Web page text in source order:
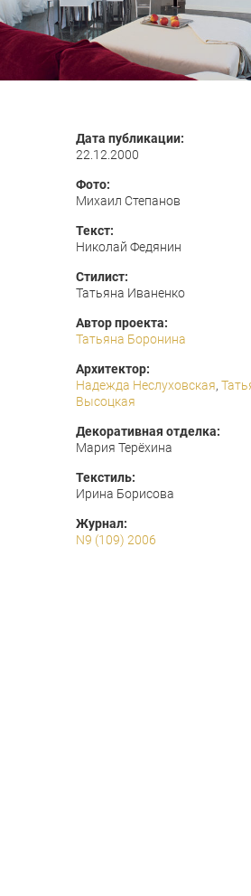
Дата публикации:
22.12.2000
Фото:
Михаил Степанов
Текст:
Николай Федянин
Стилист:
Татьяна Иваненко
Автор проекта:
Татьяна Боронина
Архитектор:
Надежда Неслуховская,
Высоцкая
Декоративная отделка:
Мария Терёхина
Текстиль:
Ирина Борисова
Журнал:
N9 (109) 2006